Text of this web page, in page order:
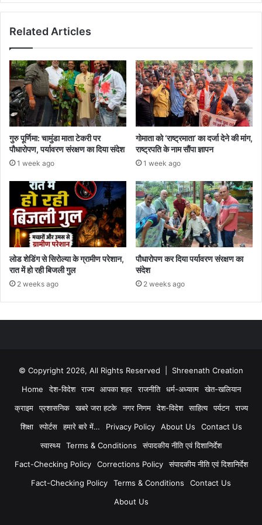
Related Articles
गुरु पूर्णिमा: चामुंडा माता टेकरी पर
पौधारोपण, पर्यावरण संरक्षण का दिया संदेश
1 week ago
गोमाता को ‘राष्ट्रमाता’ का दर्जा देने की मांग,
राष्ट्रपति के नाम सौंपा ज्ञापन
1 week ago
लोड शेडिंग से सिरोल्या के ग्रामीण परेशान,
रात में हो रही बिजली गुल
2 weeks ago
पौधारोपण कर दिया पर्यावरण संरक्षण का
संदेश
2 weeks ago
© Copyright 2026, All Rights Reserved | Shreenath Creation
Home
देश-विदेश राज्य आपका शहर राजनीति धर्म-अध्यात्म
खेत-खलियान
क्राइम
प्रशासनिक खबरे जरा हटके नगर निगम देश-विदेश साहित्य पर्यटन
राज्य
शिक्षा
स्पोर्टस हमारे बारे में… Privacy Policy About Us
Contact Us
स्वास्थ्य
Terms & Conditions
संपादकीय नीति एवं दिशानिर्देश
Fact-Checking Policy
Corrections Policy
संपादकीय नीति एवं दिशानिर्देश
Fact-Checking Policy
Terms & Conditions
Contact Us
About Us